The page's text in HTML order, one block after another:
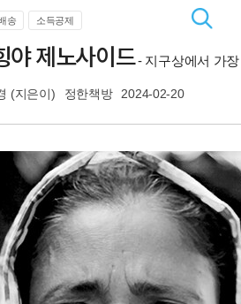
송 소득공제
야 제노사이드- 지구상에서 가
(지은이) 정한책방 2024-02-20